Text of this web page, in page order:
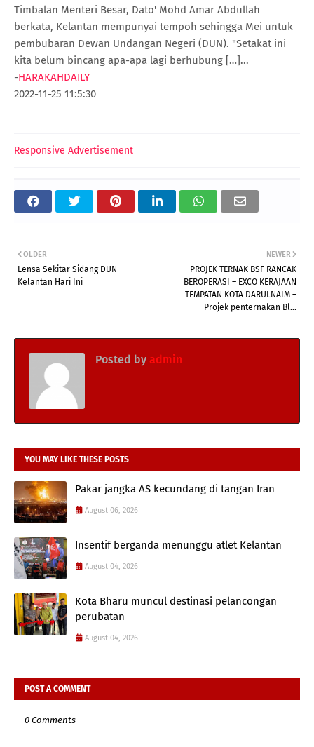
Timbalan Menteri Besar, Dato' Mohd Amar Abdullah
berkata, Kelantan mempunyai tempoh sehingga Mei untuk
pembubaran Dewan Undangan Negeri (DUN). "Setakat ini
kita belum bincang apa-apa lagi berhubung […]...
-HARAKAHDAILY
2022-11-25 11:5:30
Responsive Advertisement
NEWER
PROJEK TERNAK BSF RANCAK
BEROPERASI – EXCO KERAJAAN
TEMPATAN KOTA DARULNAIM –
Projek penternakan Bl...
OLDER
Lensa Sekitar Sidang DUN
Kelantan Hari Ini
Posted by admin
YOU MAY LIKE THESE POSTS
Pakar jangka AS kecundang di tangan Iran
August 06, 2026
Insentif berganda menunggu atlet Kelantan
August 04, 2026
Kota Bharu muncul destinasi pelancongan
perubatan
August 04, 2026
POST A COMMENT
0 Comments